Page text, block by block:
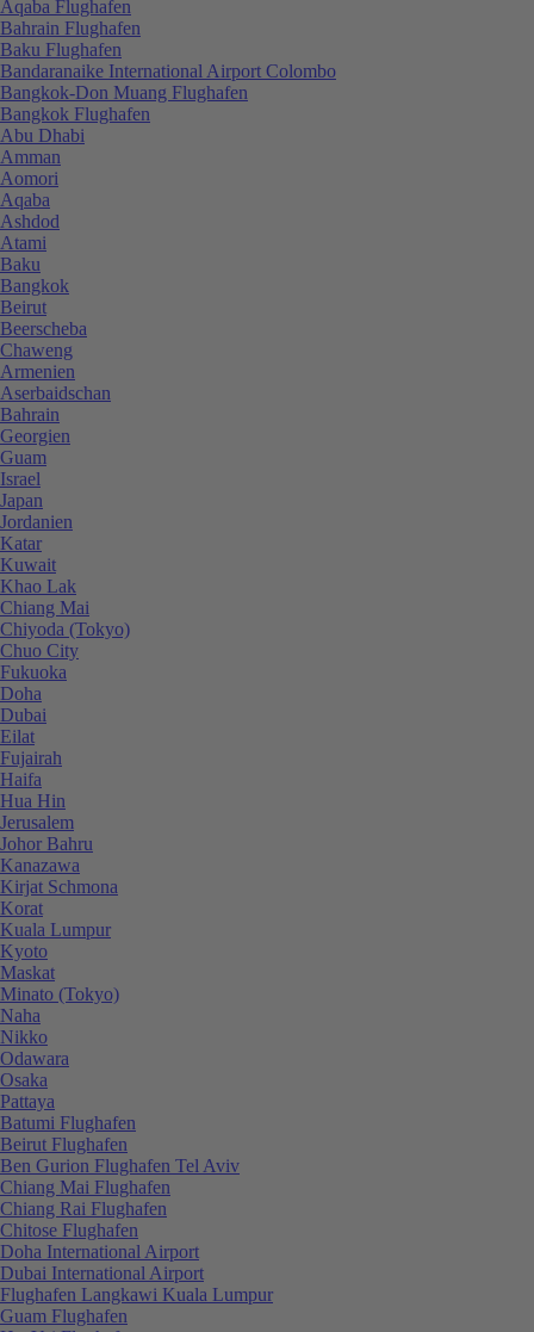
Aqaba Flughafen
Bahrain Flughafen
Baku Flughafen
Bandaranaike International Airport Colombo
Bangkok-Don Muang Flughafen
Bangkok Flughafen
Abu Dhabi
Amman
Aomori
Aqaba
Ashdod
Atami
Baku
Bangkok
Beirut
Beerscheba
Chaweng
Armenien
Aserbaidschan
Bahrain
Georgien
Guam
Israel
Japan
Jordanien
Katar
Kuwait
Khao Lak
Chiang Mai
Chiyoda (Tokyo)
Chuo City
Fukuoka
Doha
Dubai
Eilat
Fujairah
Haifa
Hua Hin
Jerusalem
Johor Bahru
Kanazawa
Kirjat Schmona
Korat
Kuala Lumpur
Kyoto
Maskat
Minato (Tokyo)
Naha
Nikko
Odawara
Osaka
Pattaya
Batumi Flughafen
Beirut Flughafen
Ben Gurion Flughafen Tel Aviv
Chiang Mai Flughafen
Chiang Rai Flughafen
Chitose Flughafen
Doha International Airport
Dubai International Airport
Flughafen Langkawi Kuala Lumpur
Guam Flughafen